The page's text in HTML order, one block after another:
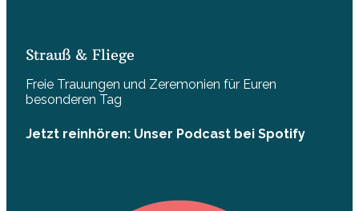
Strauß & Fliege
Freie Trauungen und Zeremonien für Euren
besonderen Tag
Jetzt reinhören: Unser Podcast bei Spotify